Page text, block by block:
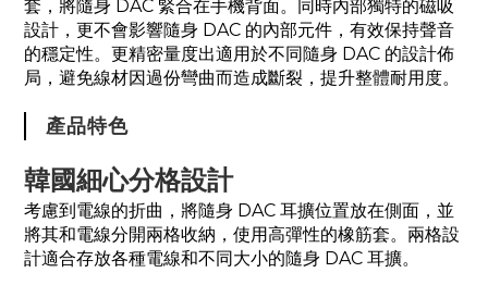
套，將隨身 DAC 緊合在手機背面。同時內部獨特的磁吸
設計，更不會影響隨身 DAC 的內部元件，有效保持聲音
的穩定性。更精密量度出適用於不同隨身 DAC 的設計佈
局，避免線材因過份彎曲而造成斷裂，提升整體耐用度。
產品特色
韓國細心分格設計
考慮到電線的折曲，將隨身 DAC 耳擴位置放在側面，並
將其和電線分開兩格收納，使用高彈性的橡筋套。兩格設
計適合存放各種電線和不同大小的隨身 DAC 耳擴。